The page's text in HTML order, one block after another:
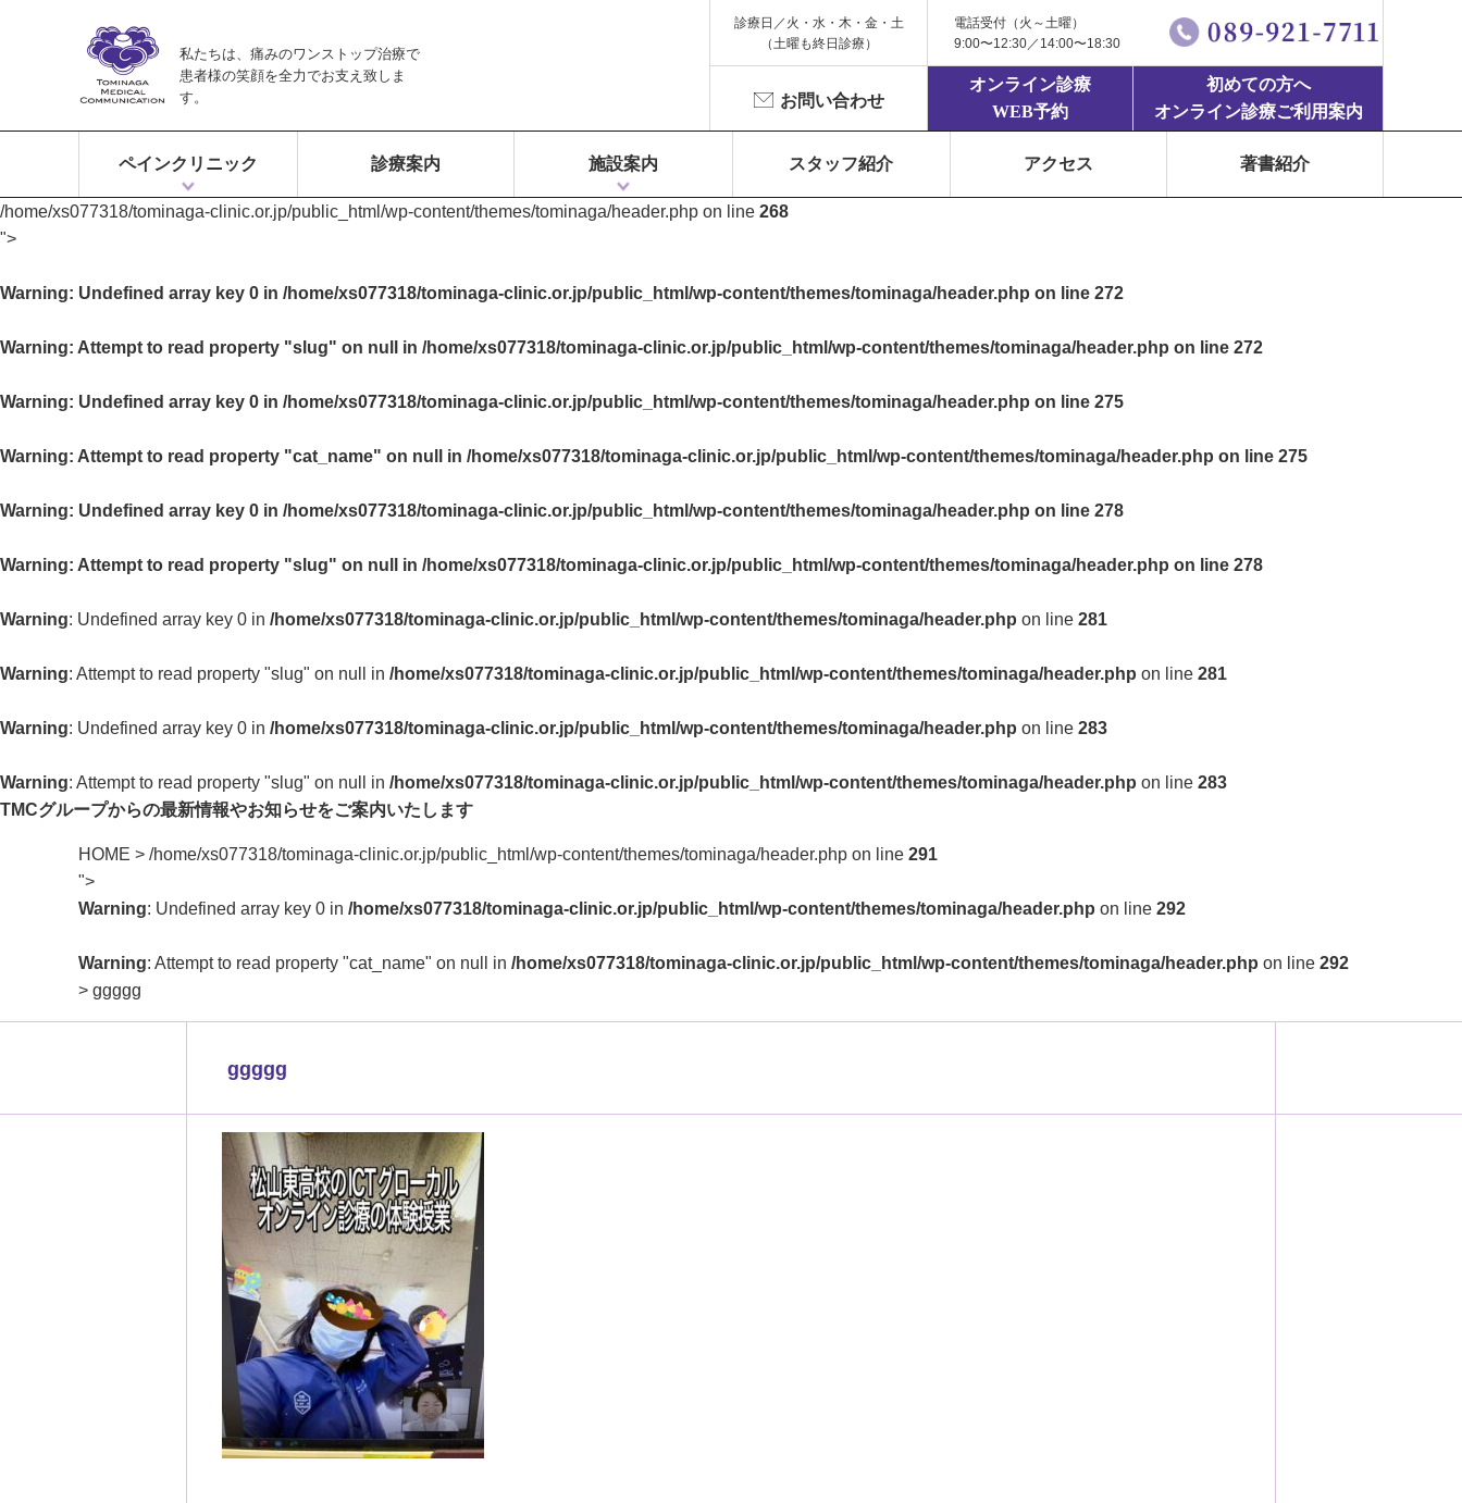
私たちは、痛みのワンストップ治療で
患者様の笑顔を全力でお支え致しま
す。
診療日／火・水・木・金・土
（土曜も終日診療）
電話受付（火～土曜）
9:00〜12:30／14:00〜18:30
お問い合わせ
オンライン診療
WEB予約
初めての方へ
オンライン診療ご利用案内
ペインクリニック
ペインクリニックとは？
富永ペインクリニックの特徴
痛みのワンストップ治療
診療案内 施設案内
1F 富永ペインクリニック
2F 鍼灸院 Libra（リベラ）
3F Dr.Gym（メディカルフィットネス）
スタッフ紹介 アクセス 著書紹介
/home/xs077318/tominaga-clinic.or.jp/public_html/wp-content/themes/tominaga/header.php on line 268
">
Warning: Undefined array key 0 in /home/xs077318/tominaga-clinic.or.jp/public_html/wp-content/themes/tominaga/header.php on line 272
Warning: Attempt to read property "slug" on null in /home/xs077318/tominaga-clinic.or.jp/public_html/wp-content/themes/tominaga/header.php on line 272
Warning: Undefined array key 0 in /home/xs077318/tominaga-clinic.or.jp/public_html/wp-content/themes/tominaga/header.php on line 275
Warning: Attempt to read property "cat_name" on null in /home/xs077318/tominaga-clinic.or.jp/public_html/wp-content/themes/tominaga/header.php on line 275
Warning: Undefined array key 0 in /home/xs077318/tominaga-clinic.or.jp/public_html/wp-content/themes/tominaga/header.php on line 278
Warning: Attempt to read property "slug" on null in /home/xs077318/tominaga-clinic.or.jp/public_html/wp-content/themes/tominaga/header.php on line 278
Warning: Undefined array key 0 in /home/xs077318/tominaga-clinic.or.jp/public_html/wp-content/themes/tominaga/header.php on line 281
Warning: Attempt to read property "slug" on null in /home/xs077318/tominaga-clinic.or.jp/public_html/wp-content/themes/tominaga/header.php on line 281
Warning: Undefined array key 0 in /home/xs077318/tominaga-clinic.or.jp/public_html/wp-content/themes/tominaga/header.php on line 283
Warning: Attempt to read property "slug" on null in /home/xs077318/tominaga-clinic.or.jp/public_html/wp-content/themes/tominaga/header.php on line 283
TMCグループからの最新情報やお知らせをご案内いたします
HOME > /home/xs077318/tominaga-clinic.or.jp/public_html/wp-content/themes/tominaga/header.php on line 291
">
Warning: Undefined array key 0 in /home/xs077318/tominaga-clinic.or.jp/public_html/wp-content/themes/tominaga/header.php on line 292
Warning: Attempt to read property "cat_name" on null in /home/xs077318/tominaga-clinic.or.jp/public_html/wp-content/themes/tominaga/header.php on line 292
> ggggg
ggggg